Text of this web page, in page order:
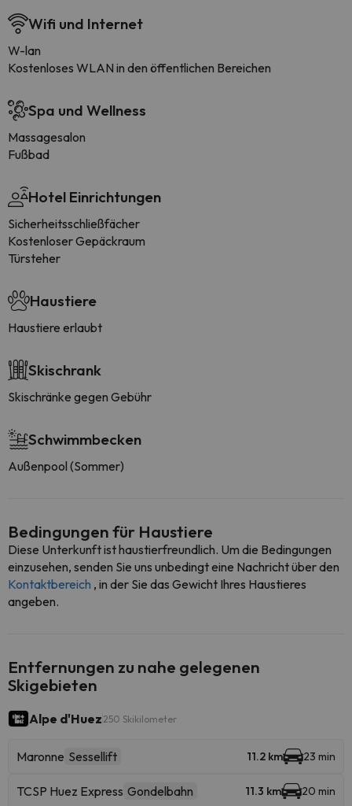
Wifi und Internet
W-lan
Kostenloses WLAN in den öffentlichen Bereichen
Spa und Wellness
Massagesalon
Fußbad
Hotel Einrichtungen
Sicherheitsschließfächer
Kostenloser Gepäckraum
Türsteher
Haustiere
Haustiere erlaubt
Skischrank
Skischränke gegen Gebühr
Schwimmbecken
Außenpool (Sommer)
Bedingungen für Haustiere
Diese Unterkunft ist haustierfreundlich. Um die Bedingungen
einzusehen, senden Sie uns unbedingt eine Nachricht über den
Kontaktbereich , in der Sie das Gewicht Ihres Haustieres
angeben.
Entfernungen zu nahe gelegenen
Skigebieten
Alpe d'Huez 250 Skikilometer
Maronne Sessellift 11.2 km 23 min
TCSP Huez Express Gondelbahn 11.3 km 20 min